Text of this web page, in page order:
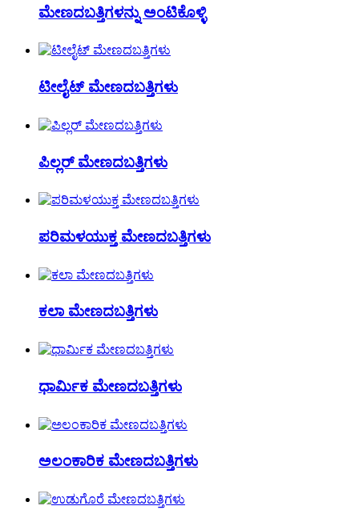
ಮೇಣದಬತ್ತಿಗಳನ್ನು ಅಂಟಿಕೊಳ್ಳಿ
ಟೀಲೈಟ್ ಮೇಣದಬತ್ತಿಗಳು
ಪಿಲ್ಲರ್ ಮೇಣದಬತ್ತಿಗಳು
ಪರಿಮಳಯುಕ್ತ ಮೇಣದಬತ್ತಿಗಳು
ಕಲಾ ಮೇಣದಬತ್ತಿಗಳು
ಧಾರ್ಮಿಕ ಮೇಣದಬತ್ತಿಗಳು
ಅಲಂಕಾರಿಕ ಮೇಣದಬತ್ತಿಗಳು